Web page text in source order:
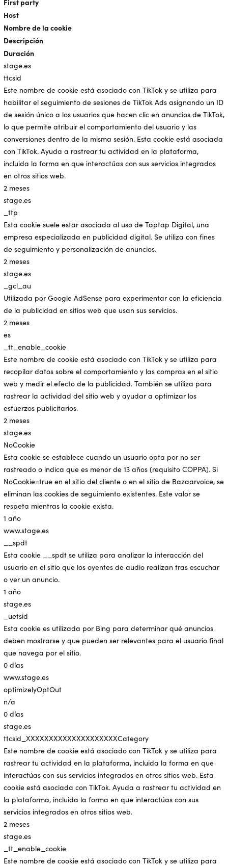
Host
Nombre de la cookie
Descripción
Duración
stage.es
ttcsid
Este nombre de cookie está asociado con TikTok y se utiliza para
habilitar el seguimiento de sesiones de TikTok Ads asignando un ID
de sesión único a los usuarios que hacen clic en anuncios de TikTok,
lo que permite atribuir el comportamiento del usuario y las
conversiones dentro de la misma sesión. Esta cookie está asociada
con TikTok. Ayuda a rastrear tu actividad en la plataforma,
incluida la forma en que interactúas con sus servicios integrados
en otros sitios web.
2 meses
stage.es
_ttp
Esta cookie suele estar asociada al uso de Taptap Digital, una
empresa especializada en publicidad digital. Se utiliza con fines
de seguimiento y personalización de anuncios.
2 meses
stage.es
_gcl_au
Utilizada por Google AdSense para experimentar con la eficiencia
de la publicidad en sitios web que usan sus servicios.
2 meses
es
_tt_enable_cookie
Este nombre de cookie está asociado con TikTok y se utiliza para
recopilar datos sobre el comportamiento y las compras en el sitio
web y medir el efecto de la publicidad. También se utiliza para
rastrear la actividad del sitio web y ayudar a optimizar los
esfuerzos publicitarios.
2 meses
stage.es
NoCookie
Esta cookie se establece cuando un usuario opta por no ser
rastreado o indica que es menor de 13 años (requisito COPPA). Si
NoCookie=true en el sitio del cliente o en el sitio de Bazaarvoice, se
eliminan las cookies de seguimiento existentes. Este valor se
respeta mientras la cookie exista.
1 año
www.stage.es
__spdt
Esta cookie __spdt se utiliza para analizar la interacción del
usuario en el sitio que los oyentes de audio realizan tras escuchar
o ver un anuncio.
1 año
stage.es
_uetsid
Esta cookie es utilizada por Bing para determinar qué anuncios
deben mostrarse y que pueden ser relevantes para el usuario final
que navega por el sitio.
0 días
www.stage.es
optimizelyOptOut
n/a
0 días
stage.es
ttcsid_XXXXXXXXXXXXXXXXXXXXCategory
Este nombre de cookie está asociado con TikTok y se utiliza para
rastrear tu actividad en la plataforma, incluida la forma en que
interactúas con sus servicios integrados en otros sitios web. Esta
cookie está asociada con TikTok. Ayuda a rastrear tu actividad en
la plataforma, incluida la forma en que interactúas con sus
servicios integrados en otros sitios web.
2 meses
stage.es
_tt_enable_cookie
Este nombre de cookie está asociado con TikTok y se utiliza para